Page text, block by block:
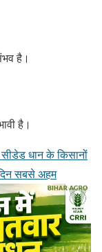
है।
है।
धान के किसानों
सबसे अहम